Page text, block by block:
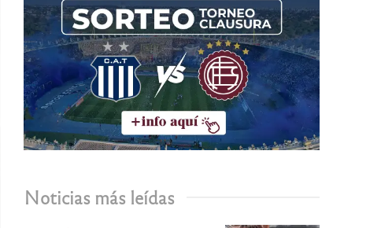
Noticias más leídas